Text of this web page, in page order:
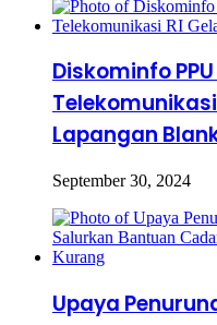
Diskominfo
Lapangan
September 30, 2024
Upaya